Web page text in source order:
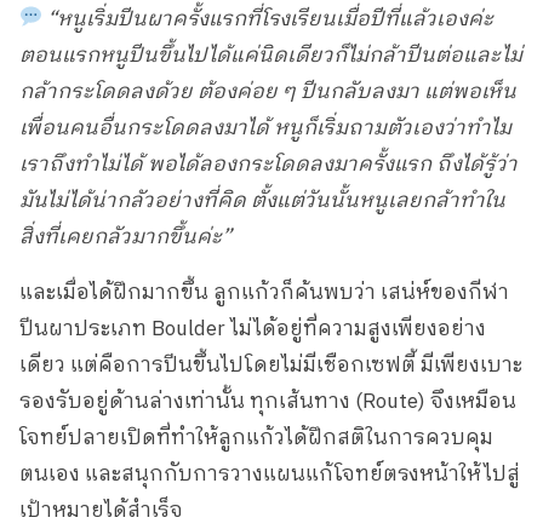
“หนูเริ่มปีนผาครั้งแรกที่โรงเรียนเมื่อปีที่แล้วเองค่ะ
ตอนแรกหนูปีนขึ้นไปได้แค่นิดเดียวก็ไม่กล้าปีนต่อและไม่
กล้ากระโดดลงด้วย ต้องค่อย ๆ ปีนกลับลงมา แต่พอเห็น
เพื่อนคนอื่นกระโดดลงมาได้ หนูก็เริ่มถามตัวเองว่าทำไม
เราถึงทำไม่ได้ พอได้ลองกระโดดลงมาครั้งแรก ถึงได้รู้ว่า
มันไม่ได้น่ากลัวอย่างที่คิด ตั้งแต่วันนั้นหนูเลยกล้าทำใน
สิ่งที่เคยกลัวมากขึ้นค่ะ”
และเมื่อได้ฝึกมากขึ้น ลูกแก้วก็ค้นพบว่า เสน่ห์ของกีฬา
ปีนผาประเภท Boulder ไม่ได้อยู่ที่ความสูงเพียงอย่าง
เดียว แต่คือการปีนขึ้นไปโดยไม่มีเชือกเซฟตี้ มีเพียงเบาะ
รองรับอยู่ด้านล่างเท่านั้น ทุกเส้นทาง (Route) จึงเหมือน
โจทย์ปลายเปิดที่ทำให้ลูกแก้วได้ฝึกสติในการควบคุม
ตนเอง และสนุกกับการวางแผนแก้โจทย์ตรงหน้าให้ไปสู่
เป้าหมายได้สำเร็จ